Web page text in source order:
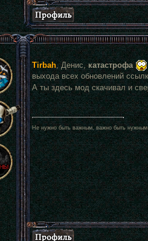
Tirbah, Денис,катастрофа
выхода всех обновлений
А ты здесь мод скачивал и
Не нужно быть важным, важно быть нужным